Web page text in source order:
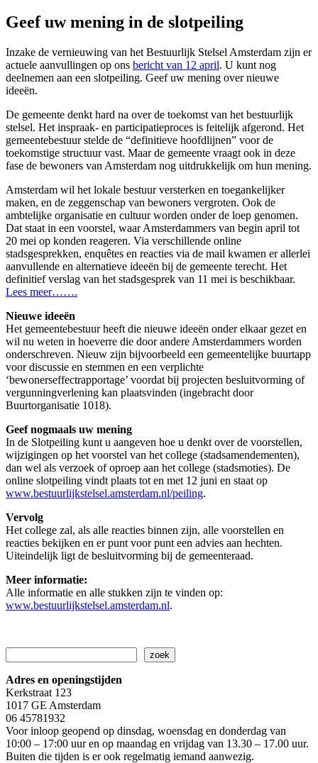
Geef uw mening in de slotpeiling
Inzake de vernieuwing van het Bestuurlijk Stelsel Amsterdam zijn er
actuele aanvullingen op ons bericht van 12 april. U kunt nog
deelnemen aan een slotpeiling. Geef uw mening over nieuwe
ideeën.
De gemeente denkt hard na over de toekomst van het bestuurlijk
stelsel. Het inspraak- en participatieproces is feitelijk afgerond. Het
gemeentebestuur stelde de “definitieve hoofdlijnen” voor de
toekomstige structuur vast. Maar de gemeente vraagt ook in deze
fase de bewoners van Amsterdam nog uitdrukkelijk om hun mening.
Amsterdam wil het lokale bestuur versterken en toegankelijker
maken, en de zeggenschap van bewoners vergroten. Ook de
ambtelijke organisatie en cultuur worden onder de loep genomen.
Dat staat in een voorstel, waar Amsterdammers van begin april tot
20 mei op konden reageren. Via verschillende online
stadsgesprekken, enquêtes en reacties via de mail kwamen er allerlei
aanvullende en alternatieve ideeën bij de gemeente terecht. Het
definitief verslag van het stadsgesprek van 11 mei is beschikbaar.
Lees meer…….
Nieuwe ideeën
Het gemeentebestuur heeft die nieuwe ideeën onder elkaar gezet en
wil nu weten in hoeverre die door andere Amsterdammers worden
onderschreven. Nieuw zijn bijvoorbeeld een gemeentelijke buurtapp
voor discussie en stemmen en een verplichte
‘bewonerseffectrapportage’ voordat bij projecten besluitvorming of
vergunningverlening kan plaatsvinden (ingebracht door
Buurtorganisatie 1018).
Geef nogmaals uw mening
In de Slotpeiling kunt u aangeven hoe u denkt over de voorstellen,
wijzigingen op het voorstel van het college (stadsamendementen),
dan wel als verzoek of oproep aan het college (stadsmoties). De
online slotpeiling vindt plaats tot en met 12 juni en staat op
www.bestuurlijkstelsel.amsterdam.nl/peiling.
Vervolg
Het college zal, als alle reacties binnen zijn, alle voorstellen en
reacties bekijken en er punt voor punt een advies aan hechten.
Uiteindelijk ligt de besluitvorming bij de gemeenteraad.
Meer informatie:
Alle informatie en alle stukken zijn te vinden op:
www.bestuurlijkstelsel.amsterdam.nl.
zoek
Adres en openingstijden
Kerkstraat 123
1017 GE Amsterdam
06 45781932
Voor inloop geopend op dinsdag, woensdag en donderdag van
10:00 – 17:00 uur en op maandag en vrijdag van 13.30 – 17.00 uur.
Buiten die tijden is er ook regelmatig iemand aanwezig.